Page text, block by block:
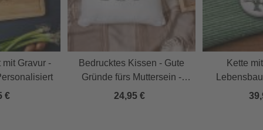
Gravur -
€
Bedrucktes Kissen - Gute
Gründe fürs Muttersein -
Personalisiert
24,95 €
Kette